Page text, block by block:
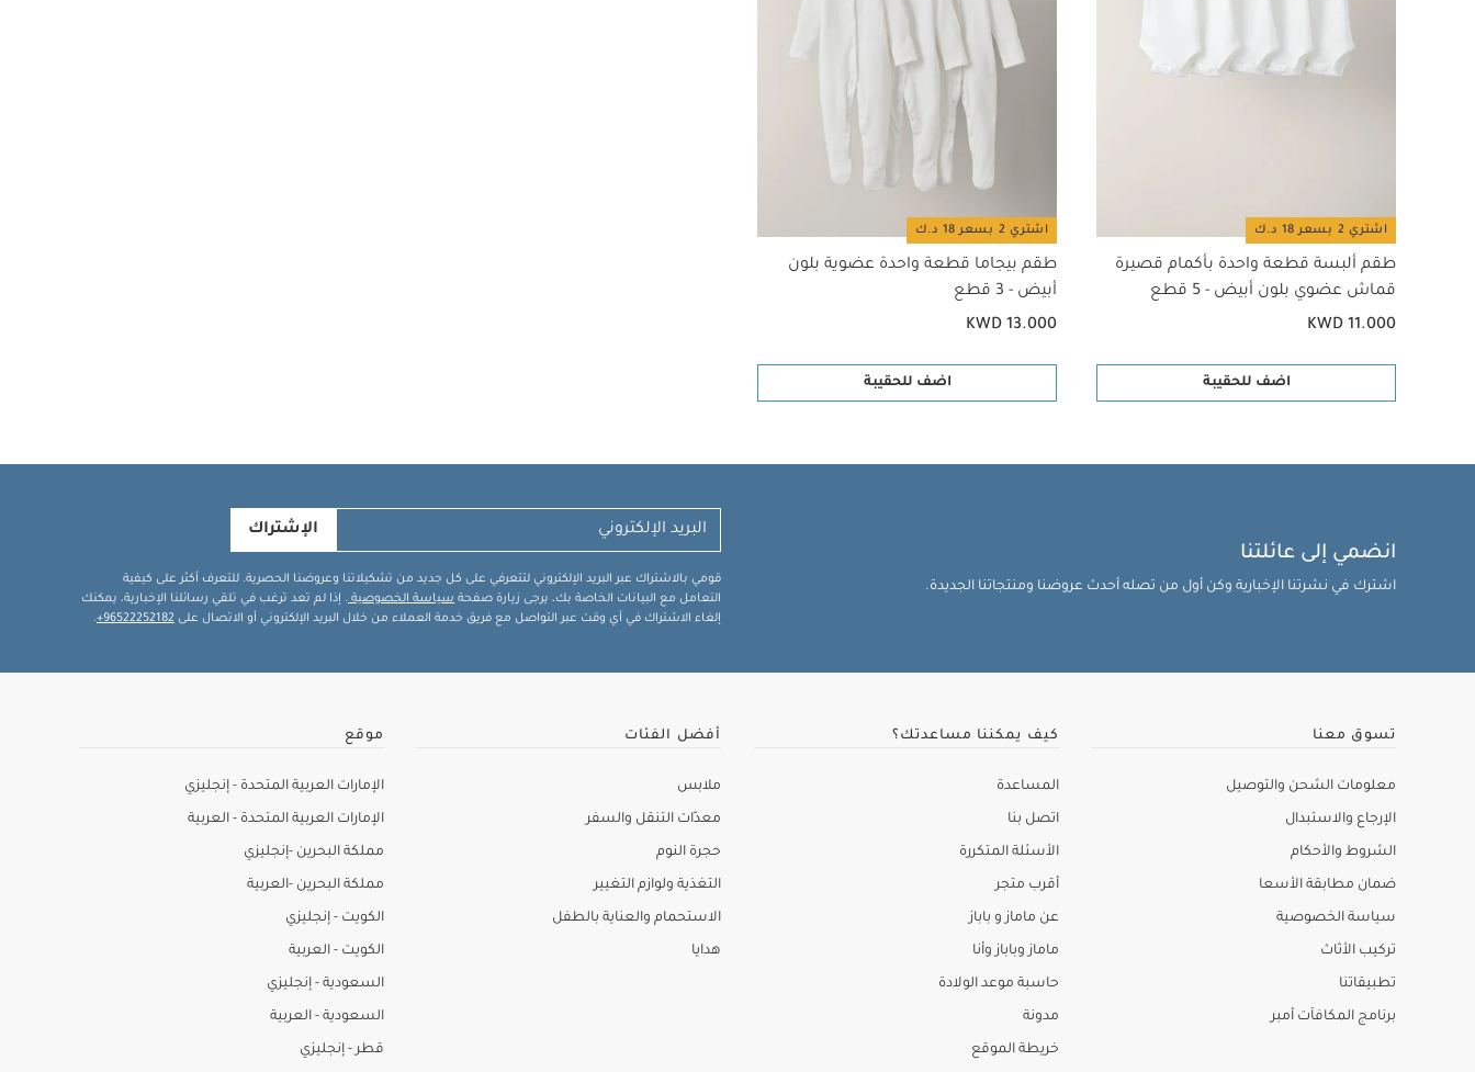
اشتري 2 بسعر 18 د.ك
طقم ألبسة قطعة واحدة بأكمام قصيرة
قماش عضوي بلون أبيض - 5 قطع
KWD 11.000
اضف للحقيبة
اشتري 2 بسعر 18 د.ك
طقم بيجاما قطعة واحدة عضوية بلون
أبيض - 3 قطع
KWD 13.000
اضف للحقيبة
انضمي إلى عائلتنا
اشترك في نشرتنا الإخبارية وكن أول من تصله أحدث عروضنا ومنتجاتنا الجديدة.
الإشتراك
قومي بالاشتراك عبر البريد الإلكتروني لتتعرفي على كل جديد من تشكيلاتنا وعروضنا الحصرية. للتعرف أكثر على كيفية
التعامل مع البيانات الخاصة بك، يرجى زيارة صفحة سياسة الخصوصية . إذا لم تعد ترغب في تلقي رسائلنا الإخبارية، يمكنك
إلغاء الاشتراك في أي وقت عبر التواصل مع فريق خدمة العملاء من خلال البريد الإلكتروني أو الاتصال على 96522252182+
.
تسوق معنا
معلومات الشحن والتوصيل
الإرجاع والاستبدال
الشروط والأحكام
ضمان مطابقة الأسعا
سياسة الخصوصية
تركيب الأثاث
تطبيقاتنا
برنامج المكافآت أمبر
كيف يمكننا مساعدتك؟
المساعدة
اتصل بنا
الأسئلة المتكررة
أقرب متجر
عن ماماز و باباز
ماماز وباباز وأنا
حاسبة موعد الولادة
مدونة
خريطة الموقع
أفضل الفئات
ملابس
معدّات التنقل والسفر
حجرة النوم
التغذية ولوازم التغيير
الاستحمام والعناية بالطفل
هدايا
موقع
الإمارات العربية المتحدة - إنجليزي
الإمارات العربية المتحدة - العربية
مملكة البحرين -إنجليزي
مملكة البحرين -العربية
الكويت - إنجليزي
الكويت - العربية
السعودية - إنجليزي
السعودية - العربية
قطر - إنجليزي